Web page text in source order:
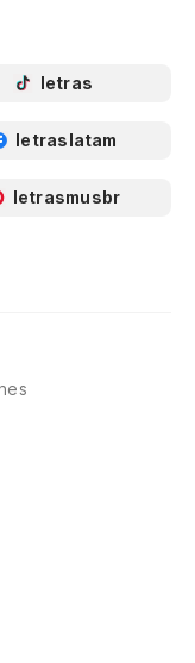
letras
letraslatam
letrasmusbr